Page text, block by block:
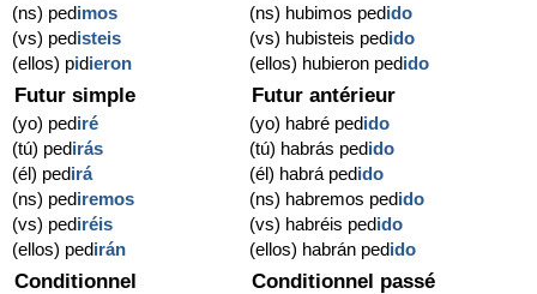
(ns) pedimos
(vs) pedisteis
(ellos) pidieron
(ns) hubimos pedido
(vs) hubisteis pedido
(ellos) hubieron pedido
Futur simple
(yo) pediré
(tú) pedirás
(él) pedirá
(ns) pediremos
(vs) pediréis
(ellos) pedirán
Futur antérieur
(yo) habré pedido
(tú) habrás pedido
(él) habrá pedido
(ns) habremos pedido
(vs) habréis pedido
(ellos) habrán pedido
Conditionnel Conditionnel passé